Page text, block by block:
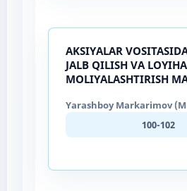
AKSIYALAR
JALB QILISH VA
MOLIYALASHTIRISH
Yarashboy Markarimov
100-102